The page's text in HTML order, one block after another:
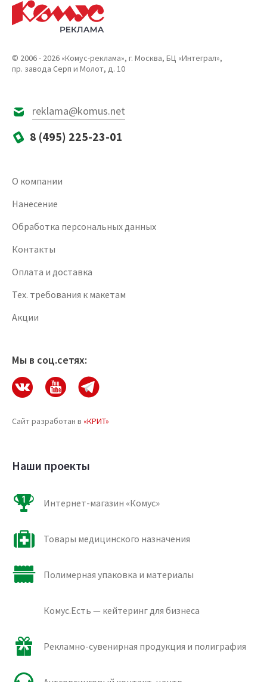
© 2006 - 2026 «Комус-реклама», г. Москва, БЦ «Интеграл»,
пр. завода Серп и Молот, д. 10
reklama@komus.net
8 (495) 225-23-01
О компании
Нанесение
Обработка персональных данных
Контакты
Оплата и доставка
Тех. требования к макетам
Акции
Мы в соц.сетях:
Сайт разработан в «КРИТ»
Наши проекты
Интернет-магазин «Комус»
Товары медицинского назначения
Полимерная упаковка и материалы
Комус.Есть — кейтеринг для бизнеса
Рекламно-сувенирная продукция и полиграфия